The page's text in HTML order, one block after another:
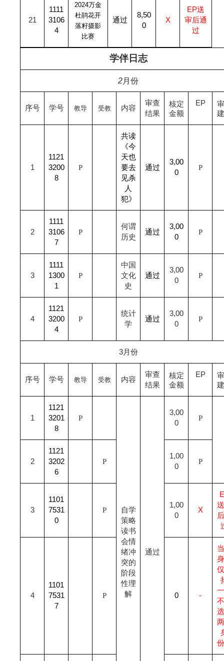
21
1111
3106
4
2024万金
杜鹃花开
落籽摄影
比赛
通过
8,50
0
X
EP送
审后通
过
学伴日志
2月份
序号 学号 教导 受教 内容
审查
结果
核定
金额
EP
1
1121
3200
8
P
共读
《今
天也
要去
见杀
人
犯》
通过
3,00
0
P
2
1111
3106
7
P
何谓
历史
通过
3,00
0
P
3
1111
1300
1
P
中国
文化
史
通过
3,00
0
P
4
1121
3200
4
P
统计
学
通过
3,00
0
P
3月份
序号 学号 教导 受教 内容
审查
结果
核定
金额
EP
1
1121
3201
8
P
自学
策略
读书
会情
绪冲
突的
阶段
性理
解
通过
3,00
0
P
2
1121
3202
6
P
1,00
0
P
3
1101
7531
0
P
1,00
0
X
4
1101
7531
7
P 0 -